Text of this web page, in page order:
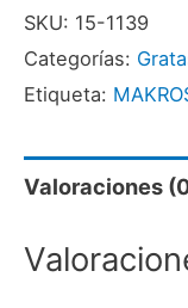
MULTIROSCA
MARCA
MAKROS
SKU: 15-1139
Categorías:
Etiqueta:
Valoraciones